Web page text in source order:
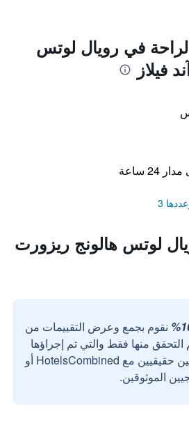
في رويال لوتس
فيلاز
ساعة
3
لوتس هالونج ريزورت
نقوم بجمع وعرض التقييمات من
التحقق منها فقط والتي تم إجراؤها
بواسطة مستخدمين حقيقيين مع HotelsCombined أو
الموثوقين.